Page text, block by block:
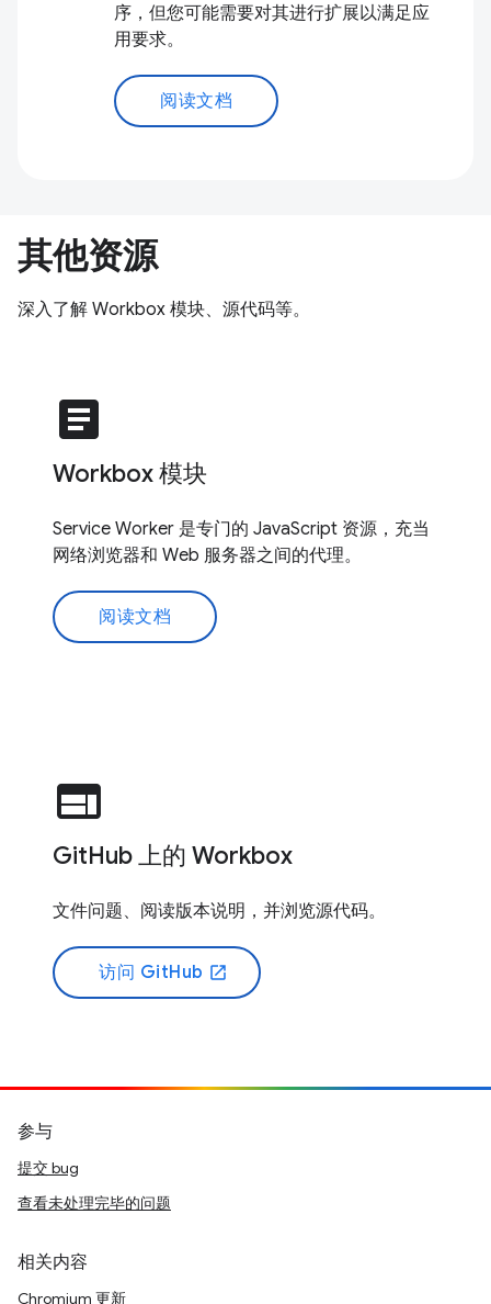
序，但您可能需要对其进行扩展以满足应
用要求。
阅读文档
其他资源
深入了解 Workbox 模块、源代码等。
article
Workbox 模块
Service Worker 是专门的 JavaScript 资源，充当
网络浏览器和 Web 服务器之间的代理。
阅读文档
web
GitHub 上的 Workbox
文件问题、阅读版本说明，并浏览源代码。
访问 GitHub open_in_new
参与
提交 bug
查看未处理完毕的问题
相关内容
Chromium 更新